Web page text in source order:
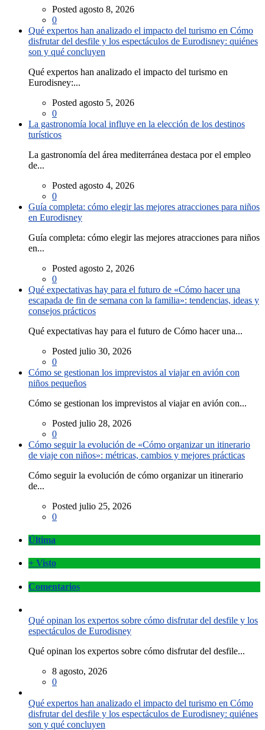
Posted agosto 8, 2026
0
Qué expertos han analizado el impacto del turismo en Cómo
disfrutar del desfile y los espectáculos de Eurodisney: quiénes
son y qué concluyen
Qué expertos han analizado el impacto del turismo en
Eurodisney:...
Posted agosto 5, 2026
0
La gastronomía local influye en la elección de los destinos
turísticos
La gastronomía del área mediterránea destaca por el empleo
de...
Posted agosto 4, 2026
0
Guía completa: cómo elegir las mejores atracciones para niños
en Eurodisney
Guía completa: cómo elegir las mejores atracciones para niños
en...
Posted agosto 2, 2026
0
Qué expectativas hay para el futuro de «Cómo hacer una
escapada de fin de semana con la familia»: tendencias, ideas y
consejos prácticos
Qué expectativas hay para el futuro de Cómo hacer una...
Posted julio 30, 2026
0
Cómo se gestionan los imprevistos al viajar en avión con
niños pequeños
Cómo se gestionan los imprevistos al viajar en avión con...
Posted julio 28, 2026
0
Cómo seguir la evolución de «Cómo organizar un itinerario
de viaje con niños»: métricas, cambios y mejores prácticas
Cómo seguir la evolución de cómo organizar un itinerario
de...
Posted julio 25, 2026
0
Última
+ Visto
Comentarios
Qué opinan los expertos sobre cómo disfrutar del desfile y los
espectáculos de Eurodisney
Qué opinan los expertos sobre cómo disfrutar del desfile...
8 agosto, 2026
0
Qué expertos han analizado el impacto del turismo en Cómo
disfrutar del desfile y los espectáculos de Eurodisney: quiénes
son y qué concluyen